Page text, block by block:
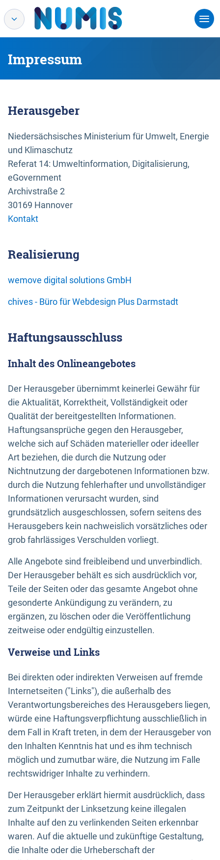
Impressum
Herausgeber
Niedersächsisches Ministerium für Umwelt, Energie
und Klimaschutz
Referat 14: Umweltinformation, Digitalisierung,
eGovernment
Archivstraße 2
30169 Hannover
Kontakt
Realisierung
wemove digital solutions GmbH
chives - Büro für Webdesign Plus Darmstadt
Haftungsausschluss
Inhalt des Onlineangebotes
Der Herausgeber übernimmt keinerlei Gewähr für
die Aktualität, Korrektheit, Vollständigkeit oder
Qualität der bereitgestellten Informationen.
Haftungsansprüche gegen den Herausgeber,
welche sich auf Schäden materieller oder ideeller
Art beziehen, die durch die Nutzung oder
Nichtnutzung der dargebotenen Informationen bzw.
durch die Nutzung fehlerhafter und unvollständiger
Informationen verursacht wurden, sind
grundsätzlich ausgeschlossen, sofern seitens des
Herausgebers kein nachweislich vorsätzliches oder
grob fahrlässiges Verschulden vorliegt.
Alle Angebote sind freibleibend und unverbindlich.
Der Herausgeber behält es sich ausdrücklich vor,
Teile der Seiten oder das gesamte Angebot ohne
gesonderte Ankündigung zu verändern, zu
ergänzen, zu löschen oder die Veröffentlichung
zeitweise oder endgültig einzustellen.
Verweise und Links
Bei direkten oder indirekten Verweisen auf fremde
Internetseiten ("Links"), die außerhalb des
Verantwortungsbereiches des Herausgebers liegen,
würde eine Haftungsverpflichtung ausschließlich in
dem Fall in Kraft treten, in dem der Herausgeber von
den Inhalten Kenntnis hat und es ihm technisch
möglich und zumutbar wäre, die Nutzung im Falle
rechtswidriger Inhalte zu verhindern.
Der Herausgeber erklärt hiermit ausdrücklich, dass
zum Zeitpunkt der Linksetzung keine illegalen
Inhalte auf den zu verlinkenden Seiten erkennbar
waren. Auf die aktuelle und zukünftige Gestaltung,
die Inhalte oder die Urheberschaft der